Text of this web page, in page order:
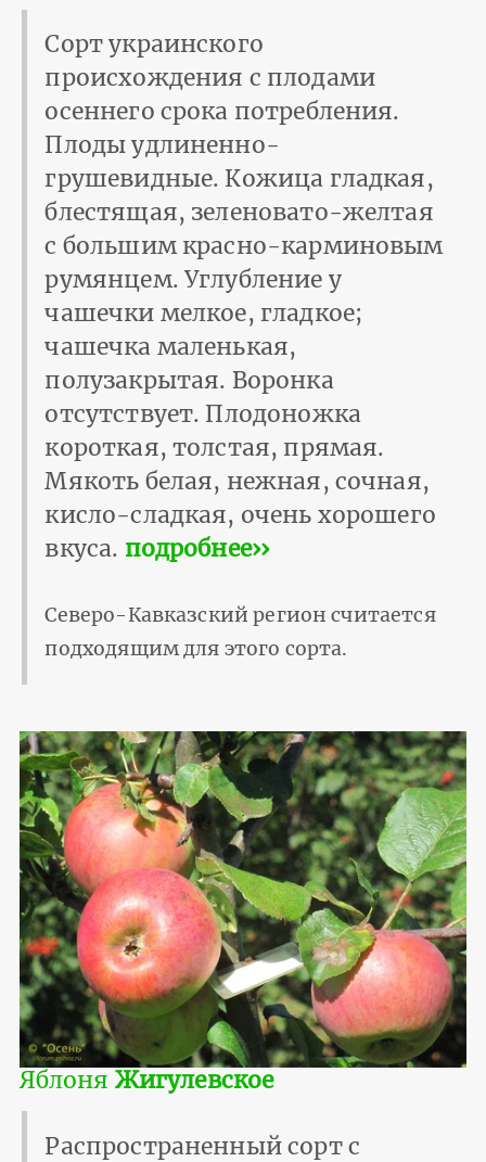
Сорт украинского
происхождения с плодами
осеннего срока потребления.
Плоды удлиненно-
грушевидные. Кожица гладкая,
блестящая, зеленовато-желтая
с большим красно-карминовым
румянцем. Углубление у
чашечки мелкое, гладкое;
чашечка маленькая,
полузакрытая. Воронка
отсутствует. Плодоножка
короткая, толстая, прямая.
Мякоть белая, нежная, сочная,
кисло-сладкая, очень хорошего
вкуса. подробнее››
Северо-Кавказский регион считается
подходящим для этого сорта.
Яблоня Жигулевское
Распространенный сорт с